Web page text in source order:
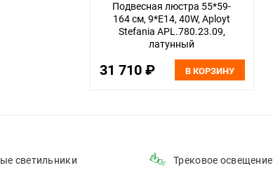
Подвесная люстра 55*59-
164 см, 9*E14, 40W, Aployt
Stefania APL.780.23.09,
латунный
31 710 ₽ В КОРЗИНУ
светильники Трековое освещение